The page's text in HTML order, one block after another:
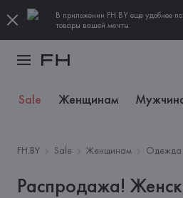
В приложении FH.BY еще удобнее
товары вашей мечты
Sale Женщинам
FH.BY Sale Женщинам Одежда
Распродажа!